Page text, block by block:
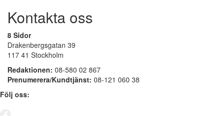
Kontakta oss
8 Sidor
Drakenbergsgatan 39
117 41 Stockholm
Redaktionen: 08-580 02 867
Prenumerera/Kundtjänst: 08-121 060 38
Följ oss: